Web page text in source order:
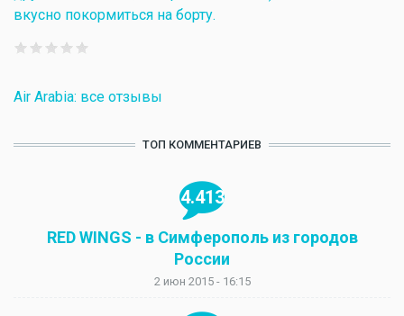
вкусно покормиться на борту.
Air Arabia: все отзывы
ТОП КОММЕНТАРИЕВ
4.413
RED WINGS - в Симферополь из городов
России
2 июн 2015 - 16:15